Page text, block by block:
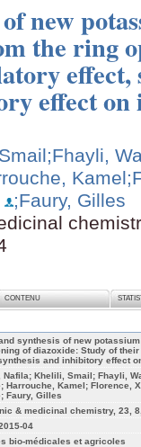
new
the ring
effect on
;Fhayli,
Kamel
;Faury, Gilles
CONTENU
synthesis of new
of diazoxide: Study of
and inhibitory effect
Nafila; Khelili, Smail; Fhayli,
Harrouche, Kamel; Florence,
Faury, Gilles
& medicinal chemistry, 23,
04
bio-médicales et agricoles